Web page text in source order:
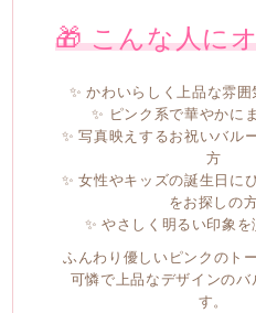
🎁 こんな人に
✨ かわいらしく上品な雰
✨ ピンク系で華やかに
✨ 写真映えするお祝いバル
方
✨ 女性やキッズの誕生日に
をお探しの
✨ やさしく明るい印象
ふんわり優しいピンクのト
可憐で上品なデザインのバ
す。